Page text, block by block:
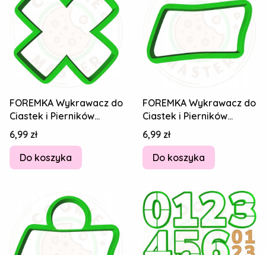
FOREMKA Wykrawacz do
Ciastek i Pierników
EDUKACYJNA - Znak
Mnożenia x 6cm
Cena
6,99 zł
Do koszyka
FOREMKA Wykrawacz do
Ciastek i Pierników
EDUKACYJNA - Znak
minus - 6cm
Cena
6,99 zł
Do koszyka